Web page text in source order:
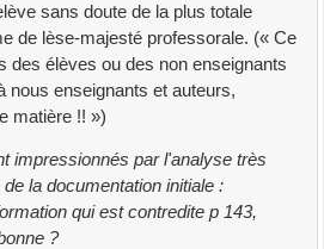
sans doute de la plus totale
de lèse-majesté professorale. (« Ce
des élèves ou des non enseignants
nous enseignants et auteurs,
matière !! »)
impressionnés par l'analyse très
la documentation initiale :
qui est contredite p 143,
?